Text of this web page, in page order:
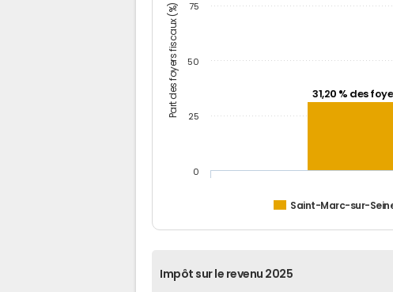
Part des foyers fiscaux (%) 31,20 % des
Saint-Marc-sur-
0
25
50
75
Impôt sur le revenu 2025